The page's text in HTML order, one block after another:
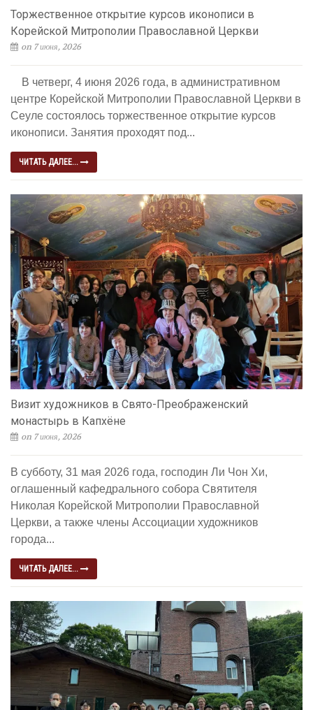
Торжественное открытие курсов иконописи в
Корейской Митрополии Православной Церкви
on 7 июня, 2026
В четверг, 4 июня 2026 года, в административном
центре Корейской Митрополии Православной Церкви в
Сеуле состоялось торжественное открытие курсов
иконописи. Занятия проходят под...
ЧИТАТЬ ДАЛЕЕ...
Визит художников в Свято-Преображенский
монастырь в Капхёне
on 7 июня, 2026
В субботу, 31 мая 2026 года, господин Ли Чон Хи,
оглашенный кафедрального собора Святителя
Николая Корейской Митрополии Православной
Церкви, а также члены Ассоциации художников
города...
ЧИТАТЬ ДАЛЕЕ...